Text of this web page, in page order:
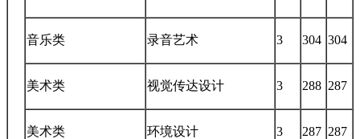
音乐类 录音艺术 3 304 304
美术类 视觉传达设计 3 288 287
美术类 环境设计 3 287 287